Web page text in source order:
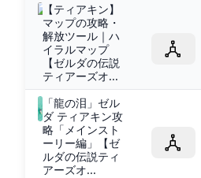
【ティアキン】
マップの攻略・
解放ツール｜ハ
イラルマップ
【ゼルダの伝説
ティアーズオ...
「龍の泪」ゼル
ダ ティアキン攻
略「メインスト
ーリー編」【ゼ
ルダの伝説ティ
アーズオ...